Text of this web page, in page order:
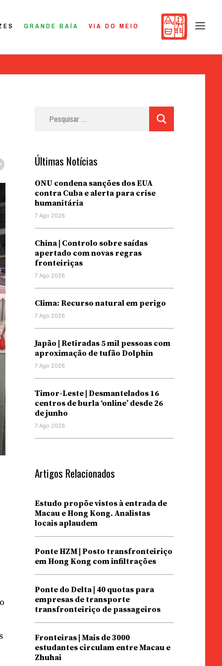
GRANDE BAÍA VIA DO MEIO
Últimas Notícias
ONU condena sanções dos EUA
contra Cuba e alerta para crise
humanitária
7 Ago 2026
China | Controlo sobre saídas
apertado com novas regras
fronteiriças
7 Ago 2026
Clima: Recurso natural em perigo
7 Ago 2026
Japão | Retiradas 5 mil pessoas com
aproximação de tufão Dolphin
7 Ago 2026
Timor-Leste | Desmantelados 16
centros de burla ‘online’ desde 26
de junho
7 Ago 2026
Artigos Relacionados
Estudo propõe vistos à entrada de
Macau e Hong Kong. Analistas
locais aplaudem
Ponte HZM | Posto transfronteiriço
em Hong Kong com infiltrações
Ponte do Delta | 40 quotas para
empresas de transporte
transfronteiriço de passageiros
Fronteiras | Mais de 3000
estudantes circulam entre Macau e
Zhuhai